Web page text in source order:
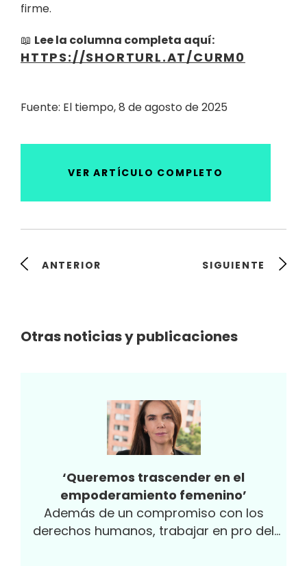
firme.
📖 Lee la columna completa aquí:
HTTPS://SHORTURL.AT/CURM0
Fuente: El tiempo, 8 de agosto de 2025
VER ARTÍCULO COMPLETO
ANTERIOR SIGUIENTE
Otras noticias y publicaciones
‘Queremos trascender en el
empoderamiento femenino’
Además de un compromiso con los
derechos humanos, trabajar en pro del